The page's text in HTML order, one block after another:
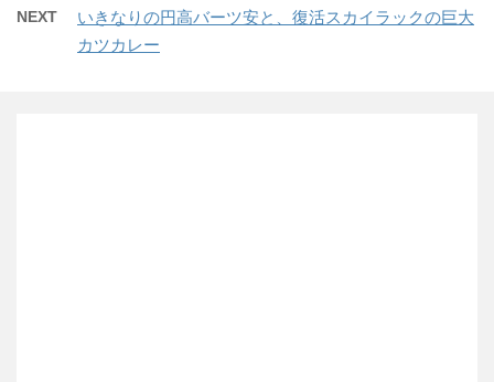
NEXT
いきなりの円高バーツ安と、復活スカイラックの巨大
カツカレー